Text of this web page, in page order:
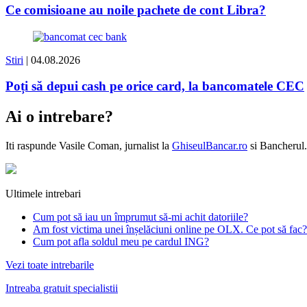
Ce comisioane au noile pachete de cont Libra?
Stiri | 04.08.2026
Poți să depui cash pe orice card, la bancomatele CEC
Ai o intrebare?
Iti raspunde Vasile Coman, jurnalist la GhiseulBancar.ro si
Ultimele intrebari
Cum pot să iau un împrumut să-mi achit datoriile?
Am fost victima unei înșelăciuni online pe OLX. Ce pot să fac?
Cum pot afla soldul meu pe cardul ING?
Vezi toate intrebarile
Intreaba gratuit specialistii